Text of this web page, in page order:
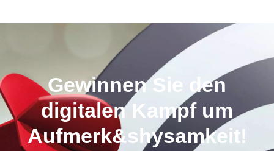
Gewinnen Sie den
digitalen Kampf um
Aufmerk&shysamkeit!